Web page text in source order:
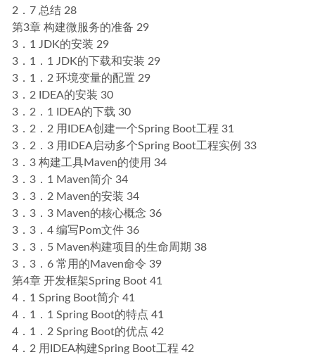
2．7 总结 28
第3章 构建微服务的准备 29
3．1 JDK的安装 29
3．1．1 JDK的下载和安装 29
3．1．2 环境变量的配置 29
3．2 IDEA的安装 30
3．2．1 IDEA的下载 30
3．2．2 用IDEA创建一个Spring Boot工程 31
3．2．3 用IDEA启动多个Spring Boot工程实例 33
3．3 构建工具Maven的使用 34
3．3．1 Maven简介 34
3．3．2 Maven的安装 34
3．3．3 Maven的核心概念 36
3．3．4 编写Pom文件 36
3．3．5 Maven构建项目的生命周期 38
3．3．6 常用的Maven命令 39
第4章 开发框架Spring Boot 41
4．1 Spring Boot简介 41
4．1．1 Spring Boot的特点 41
4．1．2 Spring Boot的优点 42
4．2 用IDEA构建Spring Boot工程 42